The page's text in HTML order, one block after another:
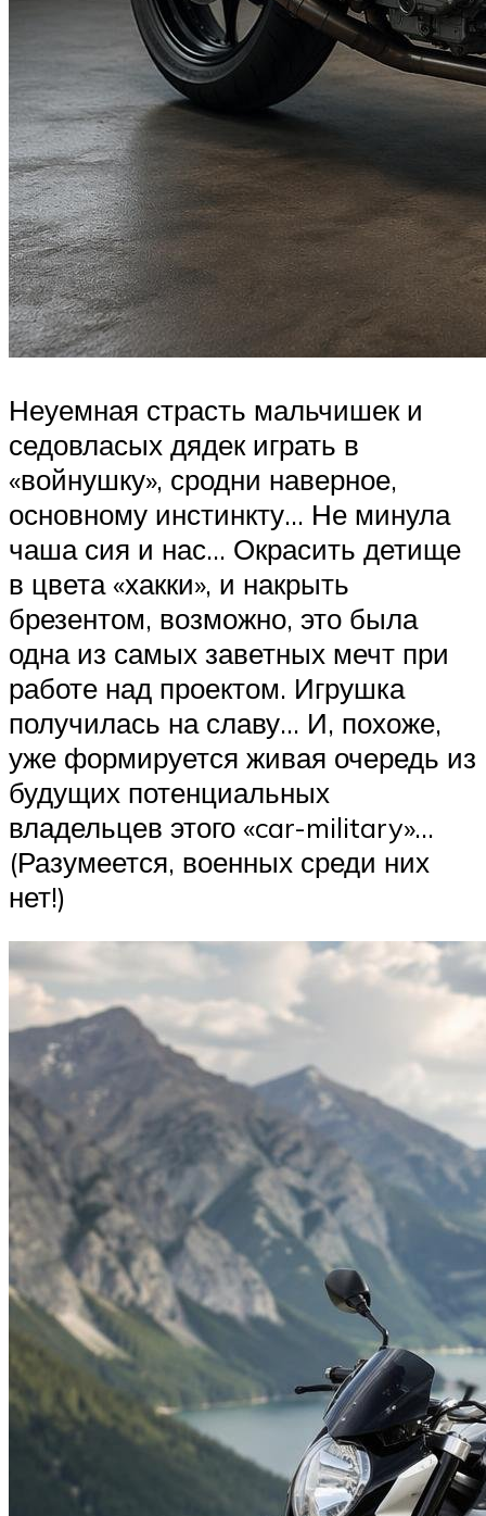
Неуемная страсть мальчишек и
седовласых дядек играть в
«войнушку», сродни наверное,
основному инстинкту… Не минула
чаша сия и нас… Окрасить детище
в цвета «хакки», и накрыть
брезентом, возможно, это была
одна из самых заветных мечт при
работе над проектом. Игрушка
получилась на славу… И, похоже,
уже формируется живая очередь из
будущих потенциальных
владельцев этого «car-military»…
(Разумеется, военных среди них
нет!)